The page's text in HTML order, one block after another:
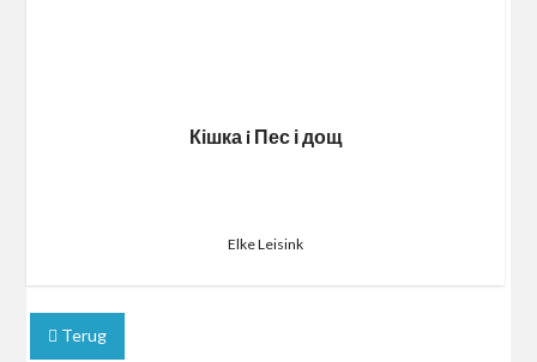
Кішка i Пес і дощ
Elke Leisink
Terug